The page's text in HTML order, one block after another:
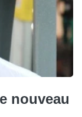
nouveau